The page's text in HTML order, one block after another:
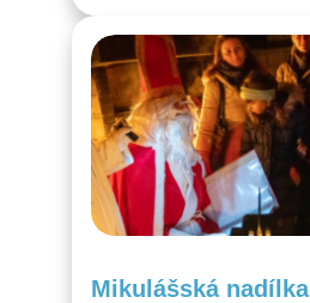
Mikulášská nadílka